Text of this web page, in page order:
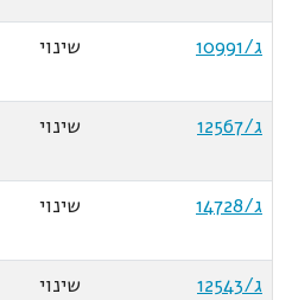
ג/10991
שינוי
ג/12567
שינוי
ג/14728
שינוי
ג/12543
שינוי